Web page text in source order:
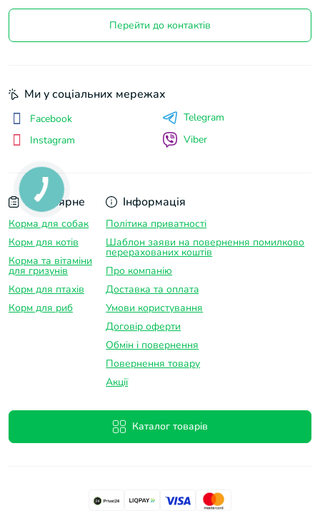
Перейти до контактів
Популярне
Корма для собак
Корм для котів
Корма та вітаміни
для гризунів
Корм для птахів
Корм для риб
Інформація
Політика приватності
Шаблон заяви на повернення помилково
перерахованих коштів
Про компанію
Доставка та оплатa
Умови користування
Договір оферти
Обмін і повернення
Повернення товару
Акції
Каталог товарів
Ми у соціальних мережах
Facebook
Instagram
Telegram
Viber